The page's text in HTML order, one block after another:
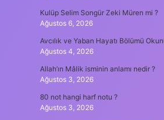
Kulüp Selim Songür Zeki Müren mi ?
Ağustos 6, 2026
Avcılık ve Yaban Hayatı Bölümü
Ağustos 4, 2026
Allah’ın Mâlik isminin anlamı nedir ?
Ağustos 3, 2026
80 not hangi harf notu ?
Ağustos 3, 2026